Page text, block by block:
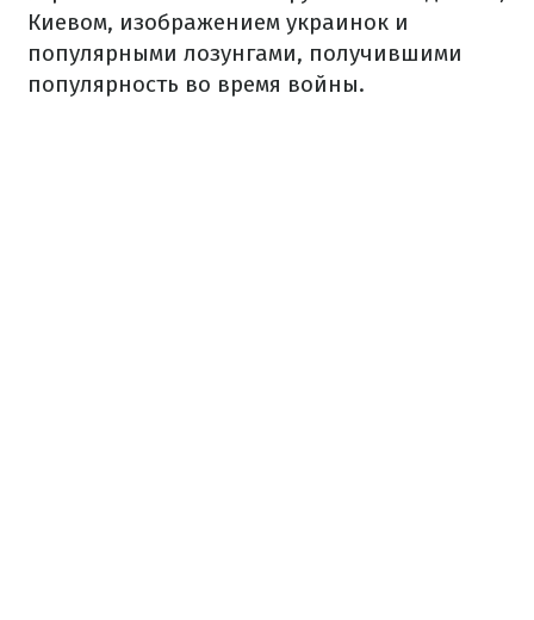
Киевом, изображением украинок и
популярными лозунгами, получившими
популярность во время войны.